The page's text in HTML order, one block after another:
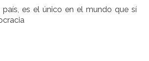
país, es el único en el mundo que sí